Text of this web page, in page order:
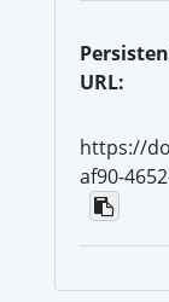
URL:
https://
af90-